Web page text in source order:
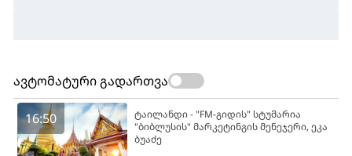
ავტომატური გადართვა
16:50
ტაილანდი - "FM-გიდის" სტუმარია
"ბიბლუსის" მარკეტინგის მენეჯერი, ეკა
ბუაძე